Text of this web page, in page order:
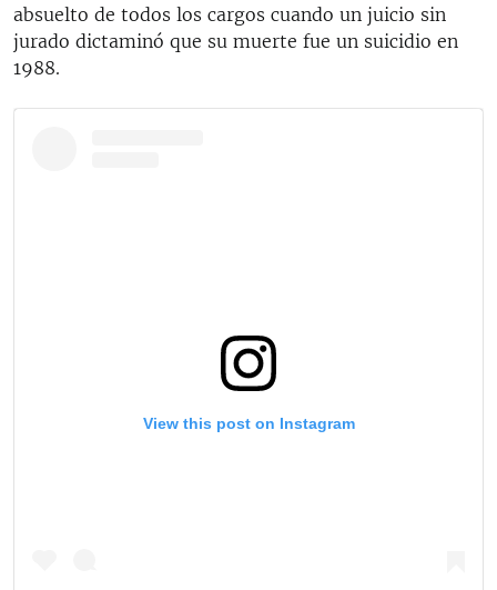
absuelto de todos los cargos cuando un juicio sin
jurado dictaminó que su muerte fue un suicidio en
1988.